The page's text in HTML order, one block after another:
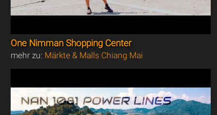
One Nimman Shopping Center
mehr zu: Märkte & Malls Chiang Mai